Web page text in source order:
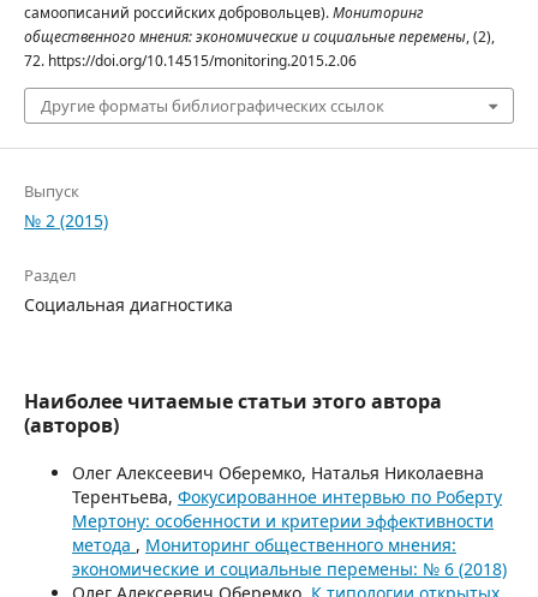
самоописаний российских добровольцев).Мониторинг
общественного мнения: экономические и социальные перемены, (2),
72. https://doi.org/10.14515/monitoring.2015.2.06
Другие форматы библиографических ссылок
Выпуск
№ 2 (2015)
Раздел
Социальная диагностика
Наиболее читаемые статьи этого автора
(авторов)
Олег Алексеевич Оберемко, Наталья Николаевна
Терентьева, Фокусированное интервью по Роберту
Мертону: особенности и критерии эффективности
метода , Мониторинг общественного мнения:
экономические и социальные перемены: № 6 (2018)